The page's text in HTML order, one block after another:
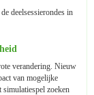
deelsessierondes in
verandering. Nieuw
van mogelijke
zoeken